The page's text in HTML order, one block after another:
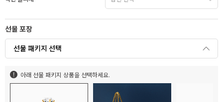
선물 포장
선물 패키지 선택
아래 선물 패키지 상품을 선택하세요.